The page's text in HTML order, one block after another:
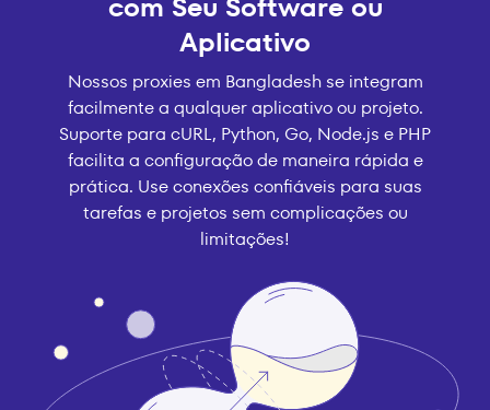
Aplicativo
Nossos proxies em Bangladesh se integram
facilmente a qualquer aplicativo ou projeto.
Suporte para cURL, Python, Go, Node.js e PHP
facilita a configuração de maneira rápida e
prática. Use conexões confiáveis para suas
tarefas e projetos sem complicações ou
limitações!